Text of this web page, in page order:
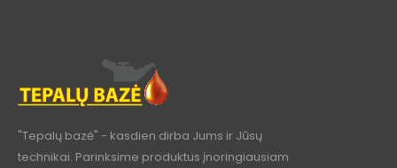
"Tepalų bazė" - kasdien dirba Jums ir Jūsų
technikai. Parinksime produktus įnoringiausiam